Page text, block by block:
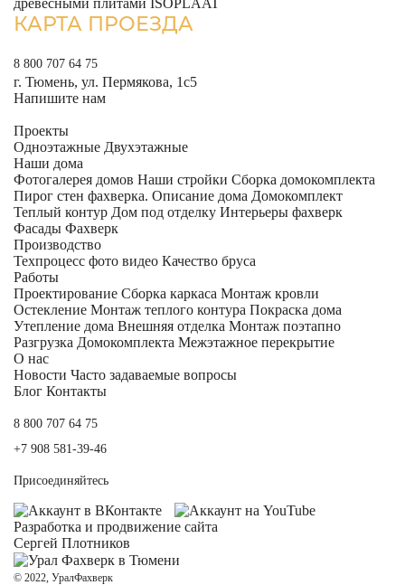
КАРТА ПРОЕЗДА
8 800 707 64 75
г. Тюмень, ул. Пермякова, 1с5
Напишите нам
Проекты
Одноэтажные Двухэтажные
Наши дома
Фотогалерея домов Наши стройки Сборка домокомплекта
Пирог стен фахверка. Описание дома Домокомплект
Теплый контур Дом под отделку Интерьеры фахверк
Фасады Фахверк
Производство
Техпроцесс фото видео Качество бруса
Работы
Проектирование Сборка каркаса Монтаж кровли
Остекление Монтаж теплого контура Покраска дома
Утепление дома Внешняя отделка Монтаж поэтапно
Разгрузка Домокомплекта Межэтажное перекрытие
О нас
Новости Часто задаваемые вопросы
Блог Контакты
8 800 707 64 75
+7 908 581-39-46
Присоединяйтесь
Разработка и продвижение сайта
Сергей Плотников
© 2022, УралФахверк